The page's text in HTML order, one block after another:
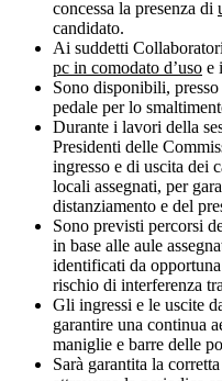
concessa la presenza di
candidato.
Ai suddetti
pc in comodato d’uso e i
Sono disponibili,
pedale per lo
Durante i lavori della
Presidenti delle
ingresso e di uscita dei
locali assegnati, per
distanziamento e del
Sono previsti percorsi
in base alle aule
identificati da
rischio di interferenza
Gli ingressi e le uscite
garantire una continua
maniglie e barre delle
Sarà garantita la